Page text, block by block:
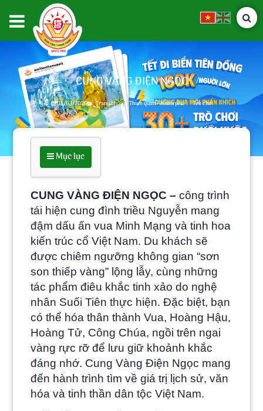
CUNG VÀNG ĐIỆN NGỌC
06/03/2026 Trang chủ Tham quan - khám phá Trò chơi
Mục lục
CUNG VÀNG ĐIỆN NGỌC –công trình
tái hiện cung đình triều Nguyễn mang
đậm dấu ấn vua Minh Mạng và tinh hoa
kiến trúc cổ Việt Nam. Du khách sẽ
được chiêm ngưỡng không gian “sơn
son thiếp vàng” lộng lẫy, cùng những
tác phẩm điêu khắc tinh xảo do nghệ
nhân Suối Tiên thực hiện.Đặc biệt, bạn
có thể hóa thân thành Vua, Hoàng Hậu,
Hoàng Tử, Công Chúa, ngồi trên ngai
vàng rực rỡ để lưu giữ khoảnh khắc
đáng nhớ. Cung Vàng Điện Ngọc mang
đến hành trình tìm về giá trị lịch sử, văn
hóa và tinh thần dân tộc Việt Nam.